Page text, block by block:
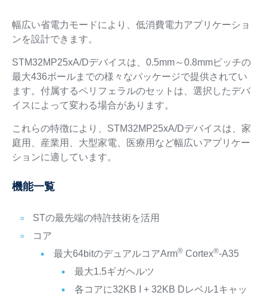
幅広い省電力モードにより、低消費電力アプリケーショ
ンを設計できます。
STM32MP25xA/Dデバイスは、0.5mm～0.8mmピッチの
最大436ボールまでの様々なパッケージで提供されてい
ます。付属するペリフェラルのセットは、選択したデバ
イスによって変わる場合があります。
これらの特徴により、STM32MP25xA/Dデバイスは、家
庭用、産業用、大型家電、医療用など幅広いアプリケー
ションに適しています。
機能一覧
STの最先端の特許技術を活用
コア
最大64bitのデュアルコアArm®Cortex®-A35
最大1.5ギガヘルツ
各コアに32KB I + 32KB Dレベル1キャッ